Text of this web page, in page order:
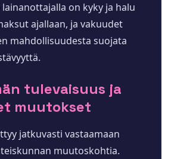
on kyky ja halu
ajallaan, ja vakuudet
mahdollisuudesta suojata
tulevaisuus ja
muutokset
jatkuvasti vastaamaan
muutoskohtia.